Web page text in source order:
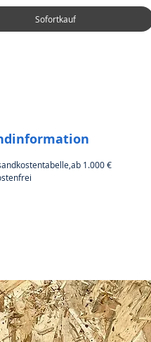
Sofortkauf
1.000 €